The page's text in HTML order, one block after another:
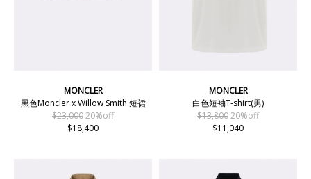
MONCLER
黑色Moncler x Willow Smith 短裙
$23,00020%off
$18,400
MONCLER
白色短袖T-shirt(男)
$13,80020%off
$11,040